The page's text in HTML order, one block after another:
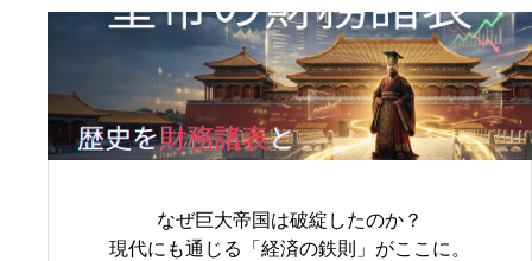
なぜ巨大帝国は破綻したのか？
現代にも通じる「経済の鉄則」がここに。